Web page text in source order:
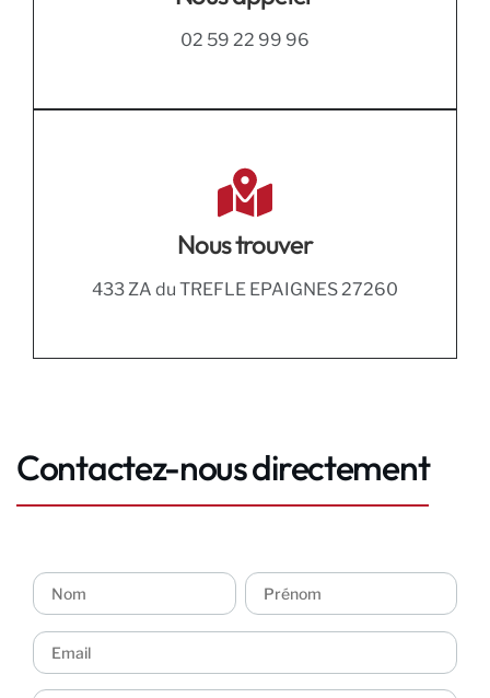
02 59 22 99 96
Nous trouver
433 ZA du TREFLE EPAIGNES 27260
Contactez-nous directement